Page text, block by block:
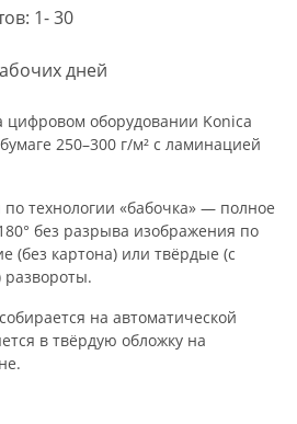
1- 30
дней
цифровом оборудовании Konica
250–300 г/м² с ламинацией
технологии «бабочка» — полное
без разрыва изображения по
(без картона) или твёрдые (с
на автоматической
в твёрдую обложку на